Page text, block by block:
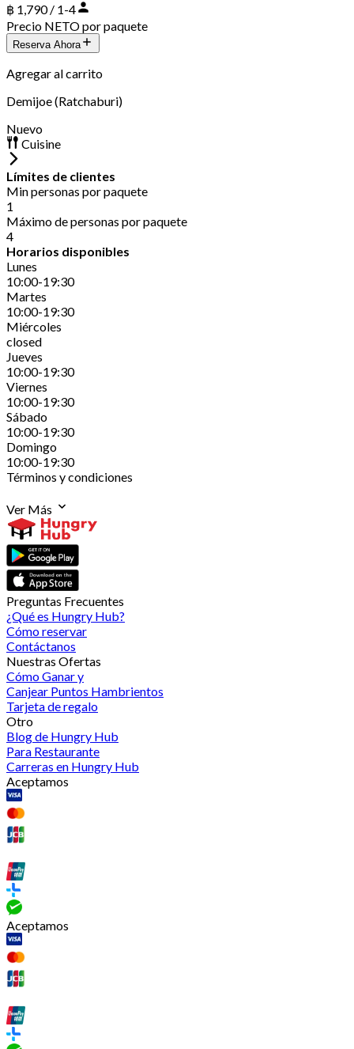
฿ 1,790 / 1-4
Precio NETO por paquete
Reserva Ahora
Agregar al carrito
Demijoe (Ratchaburi)
Nuevo
Cuisine
Límites de clientes
Min personas por paquete
1
Máximo de personas por paquete
4
Horarios disponibles
Lunes
10:00-19:30
Martes
10:00-19:30
Miércoles
closed
Jueves
10:00-19:30
Viernes
10:00-19:30
Sábado
10:00-19:30
Domingo
10:00-19:30
Términos y condiciones
Ver Más
Preguntas Frecuentes
¿Qué es Hungry Hub?
Cómo reservar
Contáctanos
Nuestras Ofertas
Cómo Ganar y
Canjear Puntos Hambrientos
Tarjeta de regalo
Otro
Blog de Hungry Hub
Para Restaurante
Carreras en Hungry Hub
Aceptamos
Aceptamos